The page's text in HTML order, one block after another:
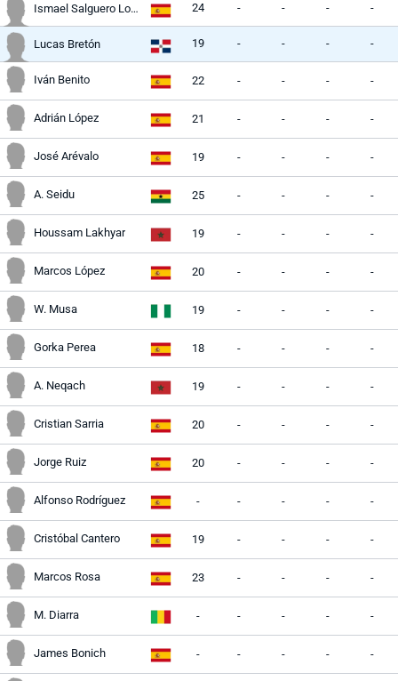
Ismael Salguero Lobato 24 - - - -
Lucas Bretón 19 - - - -
Iván Benito 22 - - - -
Adrián López 21 - - - -
José Arévalo 19 - - - -
A. Seidu 25 - - - -
Houssam Lakhyar 19 - - - -
Marcos López 20 - - - -
W. Musa 19 - - - -
Gorka Perea 18 - - - -
A. Neqach 19 - - - -
Cristian Sarria 20 - - - -
Jorge Ruiz 20 - - - -
Alfonso Rodríguez - - - - -
Cristóbal Cantero 19 - - - -
Marcos Rosa 23 - - - -
M. Diarra - - - - -
James Bonich - - - - -